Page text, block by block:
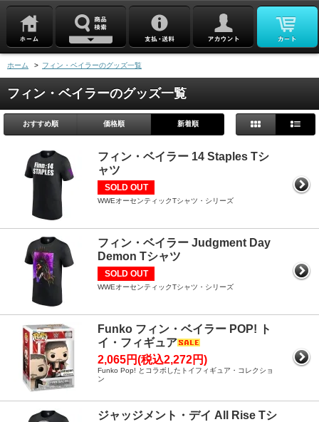
ホーム > フィン・ベイラーのグッズ一覧
フィン・ベイラーのグッズ一覧
おすすめ順 価格順 新着順
フィン・ベイラー 14 Staples Tシ
ャツ
SOLD OUT
WWEオーセンティックTシャツ・シリーズ
フィン・ベイラー Judgment Day
Demon Tシャツ
SOLD OUT
WWEオーセンティックTシャツ・シリーズ
Funko フィン・ベイラー POP! ト
イ・フィギュア
2,065円(税込2,272円)
Funko Pop! とコラボしたトイフィギュア・コレクショ
ン
ジャッジメント・デイ All Rise Tシ